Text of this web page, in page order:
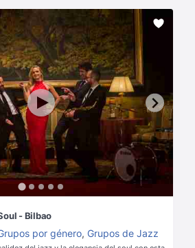
- Bilbao
por género, Grupos de Jazz